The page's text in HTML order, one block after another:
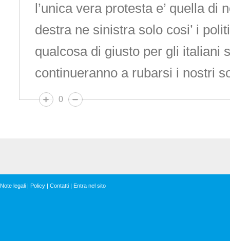
l’unica vera protesta e’ quella di
destra ne sinistra solo cosi’ i
qualcosa di giusto per gli italiani
continueranno a rubarsi i nostri
0
Note legali | Policy | Contatti | Entra nel sito